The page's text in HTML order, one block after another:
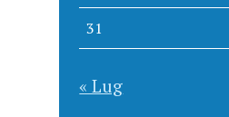
31
« Lug